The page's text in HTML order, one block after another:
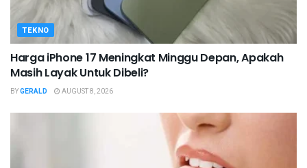
TEKNO
Harga iPhone 17 Meningkat Minggu Depan, Apakah
Masih Layak Untuk Dibeli?
BYGERALD AUGUST 8, 2026